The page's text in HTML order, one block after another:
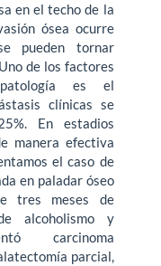
en el techo de la
ósea ocurre
pueden tornar
de los factores
es el
clínicas se
En estadios
manera efectiva
el caso de
en paladar óseo
tres meses de
alcoholismo y
carcinoma
parcial,